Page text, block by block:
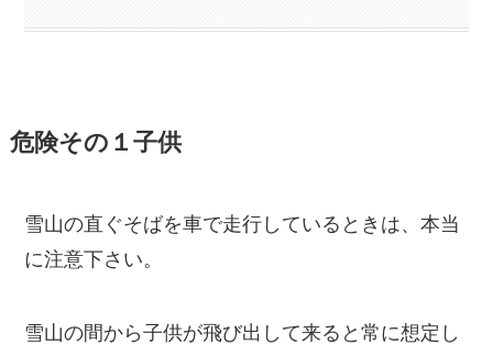
危険その１子供
雪山の直ぐそばを車で走行しているときは、本当
に注意下さい。
雪山の間から子供が飛び出して来ると常に想定し